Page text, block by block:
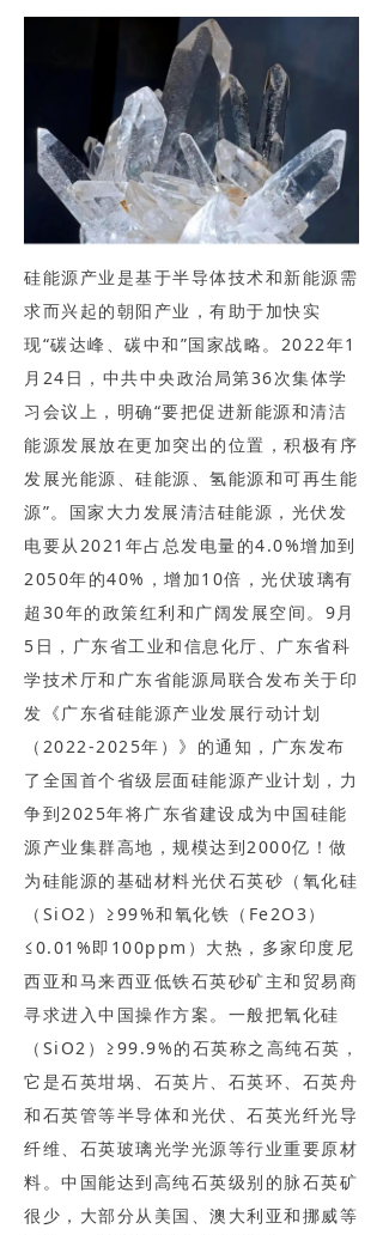
硅能源产业是基于半导体技术和新能源需
求而兴起的朝阳产业，有助于加快实
现“碳达峰、碳中和”国家战略。2022年1
月24日，中共中央政治局第36次集体学
习会议上，明确“要把促进新能源和清洁
能源发展放在更加突出的位置，积极有序
发展光能源、硅能源、氢能源和可再生能
源”。国家大力发展清洁硅能源，光伏发
电要从2021年占总发电量的4.0%增加到
2050年的40%，增加10倍，光伏玻璃有
超30年的政策红利和广阔发展空间。9月
5日，广东省工业和信息化厅、广东省科
学技术厅和广东省能源局联合发布关于印
发《广东省硅能源产业发展行动计划
（2022-2025年）》的通知，广东发布
了全国首个省级层面硅能源产业计划，力
争到2025年将广东省建设成为中国硅能
源产业集群高地，规模达到2000亿！做
为硅能源的基础材料光伏石英砂（氧化硅
（SiO2）≥99%和氧化铁（Fe2O3）
≤0.01%即100ppm）大热，多家印度尼
西亚和马来西亚低铁石英砂矿主和贸易商
寻求进入中国操作方案。一般把氧化硅
（SiO2）≥99.9%的石英称之高纯石英，
它是石英坩埚、石英片、石英环、石英舟
和石英管等半导体和光伏、石英光纤光导
纤维、石英玻璃光学光源等行业重要原材
料。中国能达到高纯石英级别的脉石英矿
很少，大部分从美国、澳大利亚和挪威等